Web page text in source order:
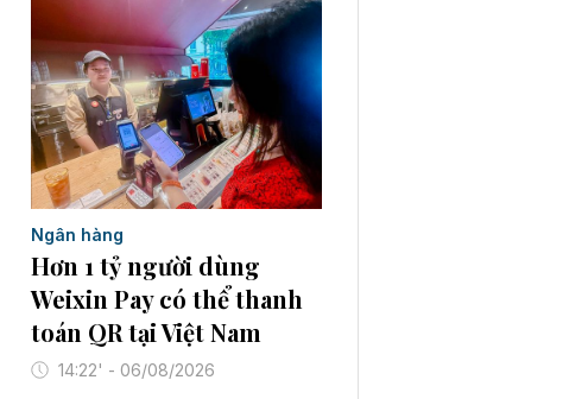
Ngân hàng
Hơn 1 tỷ người dùng
Weixin Pay có thể thanh
toán QR tại Việt Nam
14:22' - 06/08/2026